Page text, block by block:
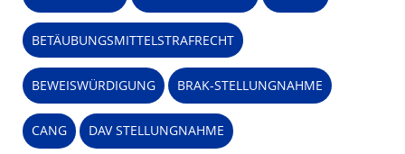
BETÄUBUNGSMITTELSTRAFRECHT
BEWEISWÜRDIGUNG BRAK-STELLUNGNAHME
CANG DAV STELLUNGNAHME